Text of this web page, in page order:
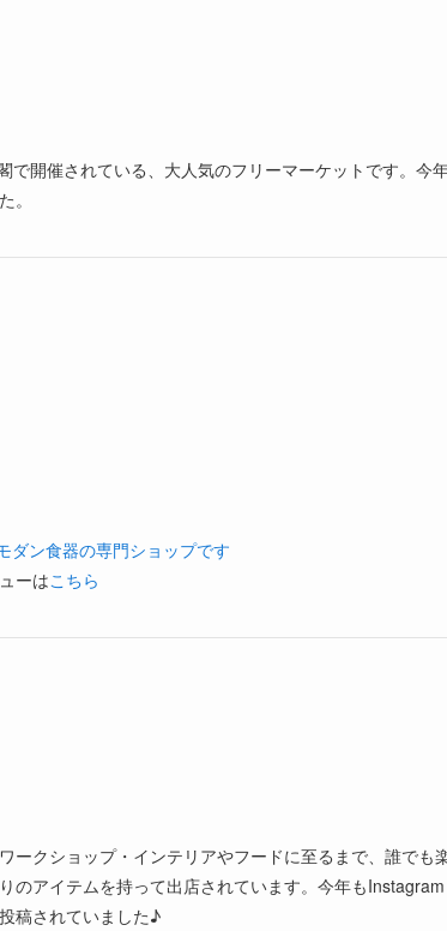
開催されている、大人気のフリーマーケットです。今
。
ン食器の専門ショップです
ーはこちら
ークショップ・インテリアやフードに至るまで、誰でも
のアイテムを持って出店されています。今年もInstagram
稿されていました♪